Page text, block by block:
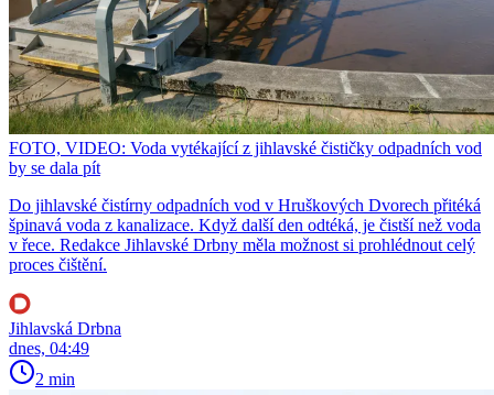
FOTO, VIDEO: Voda vytékající z jihlavské čističky odpadních vod
by se dala pít
Do jihlavské čistírny odpadních vod v Hruškových Dvorech přitéká
špinavá voda z kanalizace. Když další den odtéká, je čistší než voda
v řece. Redakce Jihlavské Drbny měla možnost si prohlédnout celý
proces čištění.
Jihlavská Drbna
dnes, 04:49
2 min